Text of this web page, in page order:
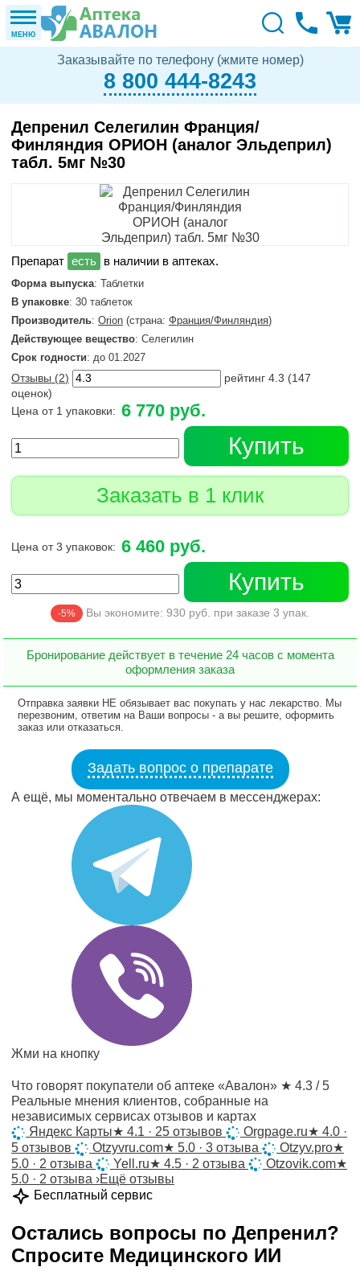
МЕНЮ
Заказывайте по телефону (жмите номер)
8 800 444-8243
Депренил Селегилин Франция/
Финляндия ОРИОН (аналог Эльдеприл)
табл. 5мг №30
в наличии в аптеках.
Форма выпуска: Таблетки
В упаковке: 30 таблеток
Производитель: Orion (страна: Франция/Финляндия)
Действующее вещество: Селегилин
Срок годности: до 01.2027
Отзывы (2) рейтинг 4.3 (147
оценок)
Цена от 1 упаковки: 6 770 руб.
Купить
Заказать в 1 клик
Цена от 3 упаковок: 6 460 руб.
Купить
-5% Вы экономите: 930 руб. при заказе 3 упак.
Бронирование действует в течение 24 часов с момента
оформления заказа
Отправка заявки НЕ обязывает вас покупать у нас лекарство. Мы
перезвоним, ответим на Ваши вопросы - а вы решите, оформить
заказ или отказаться.
Задать вопрос о препарате
А ещё, мы моментально отвечаем в мессенджерах:
Жми на кнопку
Что говорят покупатели об аптеке «Авалон» ★ 4.3 / 5
Реальные мнения клиентов, собранные на
независимых сервисах отзывов и картах
Яндекс Карты★ 4.1 · 25 отзывов Orgpage.ru★ 4.0 ·
5 отзывов
Otzyvru.com★ 5.0 · 3 отзыва Otzyv.pro★
5.0 · 2 отзыва
Yell.ru★ 4.5 · 2 отзыва Otzovik.com★
5.0 · 2 отзыва ›Ещё отзывы
Бесплатный сервис
Остались вопросы по Депренил?
Спросите Медицинского ИИ